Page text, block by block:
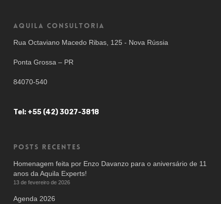
Aquila Consultoria
Rua Octaviano Macedo Ribas, 125 - Nova Rússia
Ponta Grossa – PR
84070-540
Tel: +55 (42) 3027-3818
Posts recentes
Homenagem feita por Enzo Davanzo para o aniversário de 11
anos da Aquila Experts!
13 de fevereiro de 2026
Agenda 2026